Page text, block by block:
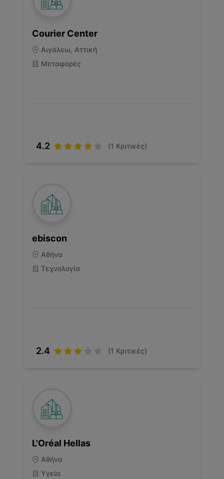
Courier Center
Αιγάλεω, Αττική
Μεταφορές
4.2 (1 Κριτικές)
ebiscon
Αθήνα
Τεχνολογία
2.4 (1 Κριτικές)
L'Oréal Hellas
Αθήνα
Υγεία